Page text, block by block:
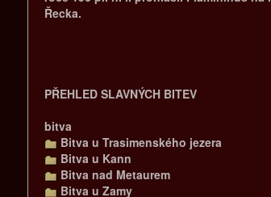
Řecka.
PŘEHLED SLAVNÝCH BITEV
bitva
Bitva u Trasimenského jezera
Bitva u Kann
Bitva nad Metaurem
Bitva u Zamy